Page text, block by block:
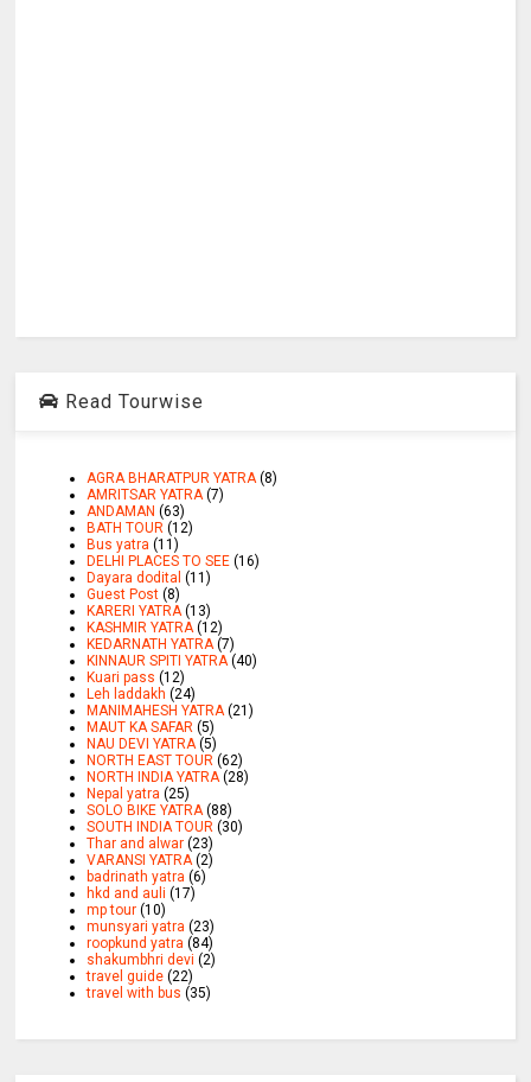
Read Tourwise
AGRA BHARATPUR YATRA (8)
AMRITSAR YATRA (7)
ANDAMAN (63)
BATH TOUR (12)
Bus yatra (11)
DELHI PLACES TO SEE (16)
Dayara dodital (11)
Guest Post (8)
KARERI YATRA (13)
KASHMIR YATRA (12)
KEDARNATH YATRA (7)
KINNAUR SPITI YATRA (40)
Kuari pass (12)
Leh laddakh (24)
MANIMAHESH YATRA (21)
MAUT KA SAFAR (5)
NAU DEVI YATRA (5)
NORTH EAST TOUR (62)
NORTH INDIA YATRA (28)
Nepal yatra (25)
SOLO BIKE YATRA (88)
SOUTH INDIA TOUR (30)
Thar and alwar (23)
VARANSI YATRA (2)
badrinath yatra (6)
hkd and auli (17)
mp tour (10)
munsyari yatra (23)
roopkund yatra (84)
shakumbhri devi (2)
travel guide (22)
travel with bus (35)